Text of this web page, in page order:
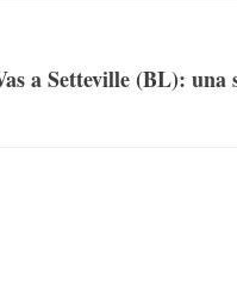
a Setteville (BL): una